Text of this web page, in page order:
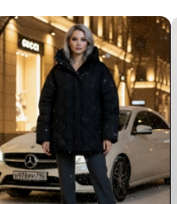
спортивный,
фирменный логотип
2026
путешествия,